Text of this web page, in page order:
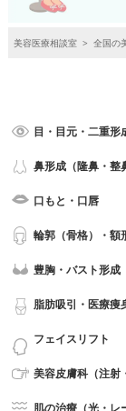
美容医療相談室 > 全国の
目・目元・二重形
鼻形成（隆鼻・整
口もと・口唇
輪郭（骨格）・額
豊胸・バスト形成
脂肪吸引・医療痩
フェイスリフト
美容皮膚科（注射
肌の治療（光・レ